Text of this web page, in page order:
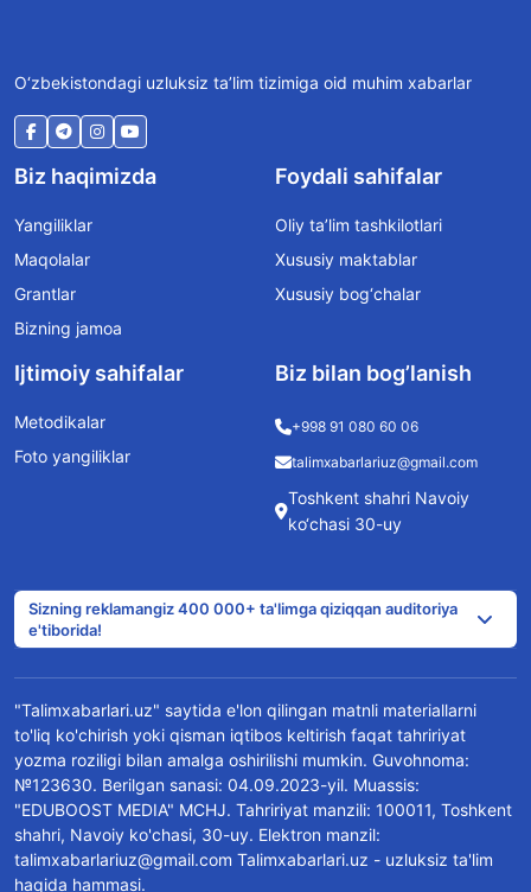
O‘zbekistondagi uzluksiz ta’lim tizimiga oid muhim xabarlar
Biz haqimizda
Yangiliklar
Maqolalar
Grantlar
Bizning jamoa
Foydali sahifalar
Oliy ta’lim tashkilotlari
Xususiy maktablar
Xususiy bog‘chalar
Ijtimoiy sahifalar
Metodikalar
Foto yangiliklar
Biz bilan bog’lanish
+998 91 080 60 06
talimxabarlariuz@gmail.com
Toshkent shahri Navoiy
ko‘chasi 30-uy
Sizning reklamangiz 400 000+ ta'limga qiziqqan auditoriya
e'tiborida!
"Talimxabarlari.uz" saytida e'lon qilingan matnli materiallarni
to'liq ko'chirish yoki qisman iqtibos keltirish faqat tahririyat
yozma roziligi bilan amalga oshirilishi mumkin. Guvohnoma:
№123630. Berilgan sanasi: 04.09.2023-yil. Muassis:
"EDUBOOST MEDIA" MCHJ. Tahririyat manzili: 100011, Toshkent
shahri, Navoiy ko'chasi, 30-uy. Elektron manzil:
talimxabarlariuz@gmail.com Talimxabarlari.uz - uzluksiz ta'lim
haqida hammasi.